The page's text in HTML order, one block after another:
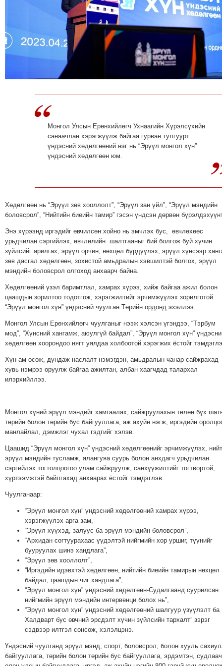
ЭРДЭНЭТ
ҮЙЛДВЭРИЙН
ТАЙМ"ЫН
ЭРГЭН
ГРАНАТ
ДЭЛБЭРСЭН
ОСЛЫН
ЭРГЭН
ТОЙРОНД
ТӨВСИЙН
ЭРГЭН
СОНГУУЛИЙН
ЭРГЭН
ДҮГЭЭР
СУРГУУЛИЙН
ТОЙРОНД
ЗӨРЧЛИЙН
ХУУЛИЙН
ЭРГЭН
СОНГУУЛЬ-2017
Монгол Улсын Ерөнхийлөгч Ухнаагийн Хүрэлсүхийн
санаачлан хэрэгжүүлж байгаа гурван тулгуурт
үндэсний хөдөлгөөний нэг нь “Эрүүл монгол хүн”
үндэсний хөдөлгөөн юм.
Хөдөлгөөн нь “Эрүүл зөв хооллолт”, “Эрүүл зан үйл”, “Эрүүл мэндийн
боловсрол”, “Нийтийн биеийн тамир” гэсэн үндсэн дөрвөн
Энэ хүрээнд иргэдийг өвчилсөн хойно нь эмчлэх бус, өвчлөхөөс
урьдчилан сэргийлэх, өвчлөлийн шалтгааныг бий болгож буй хүчин
зүйлсийг арилгах, эрүүл орчин, нөхцөл бүрдүүлэх, эрүүл хүнсээр
зөв дасгал хөдөлгөөн, зохистой амьдралын хэвшилтэй болгох, эрүүл
мэндийн боловсрол олгоход анхаарч байна.
Хөдөлгөөний үзэл баримтлал, хамрах хүрээ, хийж байгаа ажил болон
цаашдын зорилтоо тодотгож, хэрэгжилтийг эрчимжүүлэх зорилготой
“Эрүүл монгол хүн” үндэсний чуулган Төрийн ордонд эхэллээ.
Монгол Улсын Ерөнхийлөгч чуулганыг нээж хэлсэн үгэндээ, “Тэрбум
мод”, “Хүнсний хангамж, аюулгүй байдал”, “Эрүүл монгол хүн”
хөдөлгөөн хоорондоо нягт уялдаа холбоотой хэрэгжих ёстойг
Хүн ам өсөж, дундаж наслалт нэмэгдэн, амьдралын чанар сайжрахад
хувь нэмрээ оруулж байгаа ажилтан, албан хаагчдад талархал
илэрхийллээ.
Монгол хүний эрүүл мэндийг хамгаалах, сайжруулахын төлөө бүх
төрийн болон төрийн бус байгууллага, аж ахуйн нэгж, иргэдийн
манлайлал, дэмжлэг чухал гэдгийг хэлэв.
Цаашид “Эрүүл монгол хүн” үндэсний хөдөлгөөнийг эрчимжүүлэх,
эрүүл мэндийн тусламж, ялангуяа суурь болон анхдагч урьдчилан
сэргийлэх тогтолцоогоо улам сайжруулж, санхүүжилтийг тогтвортой,
хүртээмжтэй байлгахад анхаарах ёстойг тэмдэглэв.
Чуулганаар:
“Эрүүл монгол хүн” үндэсний хөдөлгөөний хамрах хүрээ,
хэрэгжүүлэх арга зам,
“Эрүүл хүүхэд, залуус ба эрүүл мэндийн боловсрол”,
“Архидан согтуурахаас үүдэлтэй нийгмийн хор уршиг, түүнийг
бууруулах шинэ хандлага”,
“Эрүүл зөв хооллолт”,
“Иргэдийн идэвхтэй хөдөлгөөн, нийтийн биеийн тамирын нөхцөл
байдал, цаашдын чиг хандлага”,
“Эрүүл монгол хүн” үндэсний хөдөлгөөн-Судалгаанд суурилсан
нийгмийн эрүүл мэндийн интервенци болох нь”,
“Эрүүл монгол хүн” үндэсний хөдөлгөөний шалгуур үзүүлэлт ба
Халдварт бус өвчний эрсдэлт хүчин зүйлсийн тархалт” зэрэг
сэдвээр илтгэл сонсож, хэлэлцэнэ.
Үндэсний чуулганд эрүүл мэнд, спорт, боловсрол, болон хууль
байгууллага, төрийн болон төрийн бус байгууллага, эрдэмтэн,